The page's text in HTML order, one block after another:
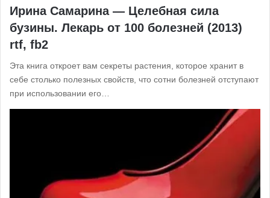
Ирина Самарина — Целебная сила
бузины. Лекарь от 100 болезней (2013)
rtf, fb2
Эта книга откроет вам секреты растения, которое хранит в
себе столько полезных свойств, что сотни болезней отступают
при использовании его…